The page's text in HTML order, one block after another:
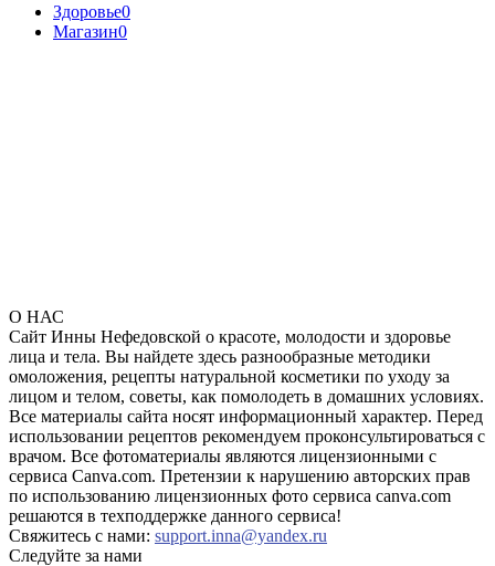
Здоровье0
Магазин0
О НАС
Сайт Инны Нефедовской о красоте, молодости и здоровье
лица и тела. Вы найдете здесь разнообразные методики
омоложения, рецепты натуральной косметики по уходу за
лицом и телом, советы, как помолодеть в домашних условиях.
Все материалы сайта носят информационный характер. Перед
использовании рецептов рекомендуем проконсультироваться с
врачом. Все фотоматериалы являются лицензионными с
сервиса Canva.com. Претензии к нарушению авторских прав
по использованию лицензионных фото сервиса canva.com
решаются в техподдержке данного сервиса!
Свяжитесь с нами: support.inna@yandex.ru
Следуйте за нами